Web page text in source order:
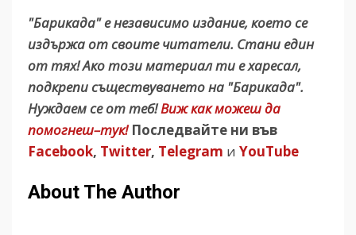
"Барикада" е независимо издание, което се
издържа от своите читатели. Стани един
от тях! Ако този материал ти е харесал,
подкрепи съществуването на "Барикада".
Нуждаем се от теб!Виж как можеш да
помогнеш–тук! Последвайте ни във
Facebook, Twitter, Telegram и YouTube
About The Author